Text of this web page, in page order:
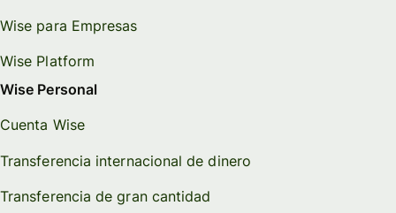
Wise para Empresas
Wise Platform
Wise Personal
Cuenta Wise
Transferencia internacional de dinero
Transferencia de gran cantidad